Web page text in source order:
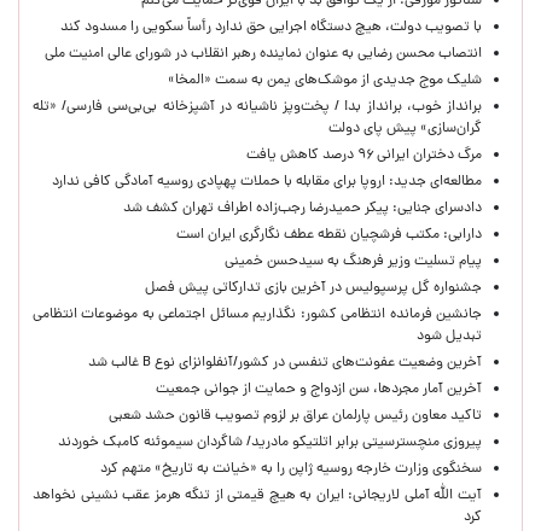
با تصویب دولت، هیچ دستگاه اجرایی حق ندارد رأساً سکویی را مسدود کند
انتصاب محسن رضایی به عنوان نماینده رهبر انقلاب در شورای عالی امنیت ملی
شلیک موج جدیدی از موشک‌های یمن به سمت «المخا»
برانداز خوب، برانداز بد! / پخت‌وپز ناشیانه در آشپزخانه‌ بی‌بی‌سی فارسی/ «تله
گران‌سازی» پیش پای دولت
مرگ دختران ایرانی ۹۶ درصد کاهش یافت
مطالعه‌ای جدید: اروپا برای مقابله با حملات پهپادی روسیه آمادگی کافی ندارد
دادسرای جنایی: پیکر حمیدرضا رجب‌زاده اطراف تهران کشف شد
دارابی: مکتب فرشچیان نقطه عطف نگارگری ایران است
پیام تسلیت وزیر فرهنگ به سیدحسن خمینی
جشنواره گل پرسپولیس در آخرین بازی تدارکاتی پیش فصل
جانشین فرمانده انتظامی کشور: نگذاریم مسائل اجتماعی به موضوعات انتظامی
تبدیل شود
آخرین وضعیت عفونت‌های تنفسی در کشور/آنفلوانزای نوع B غالب شد
آخرین آمار مجردها، سن ازدواج و حمایت از جوانی جمعیت
تاکید معاون رئیس پارلمان عراق بر لزوم تصویب قانون حشد شعبی
پیروزی منچسترسیتی برابر اتلتیکو مادرید/ شاگردان سیموئنه کامبک خوردند
سخنگوی وزارت خارجه روسیه ژاپن را به «خیانت به تاریخ» متهم کرد
آیت الله آملی لاریجانی: ایران به هیچ قیمتی از تنگه هرمز عقب نشینی نخواهد
کرد